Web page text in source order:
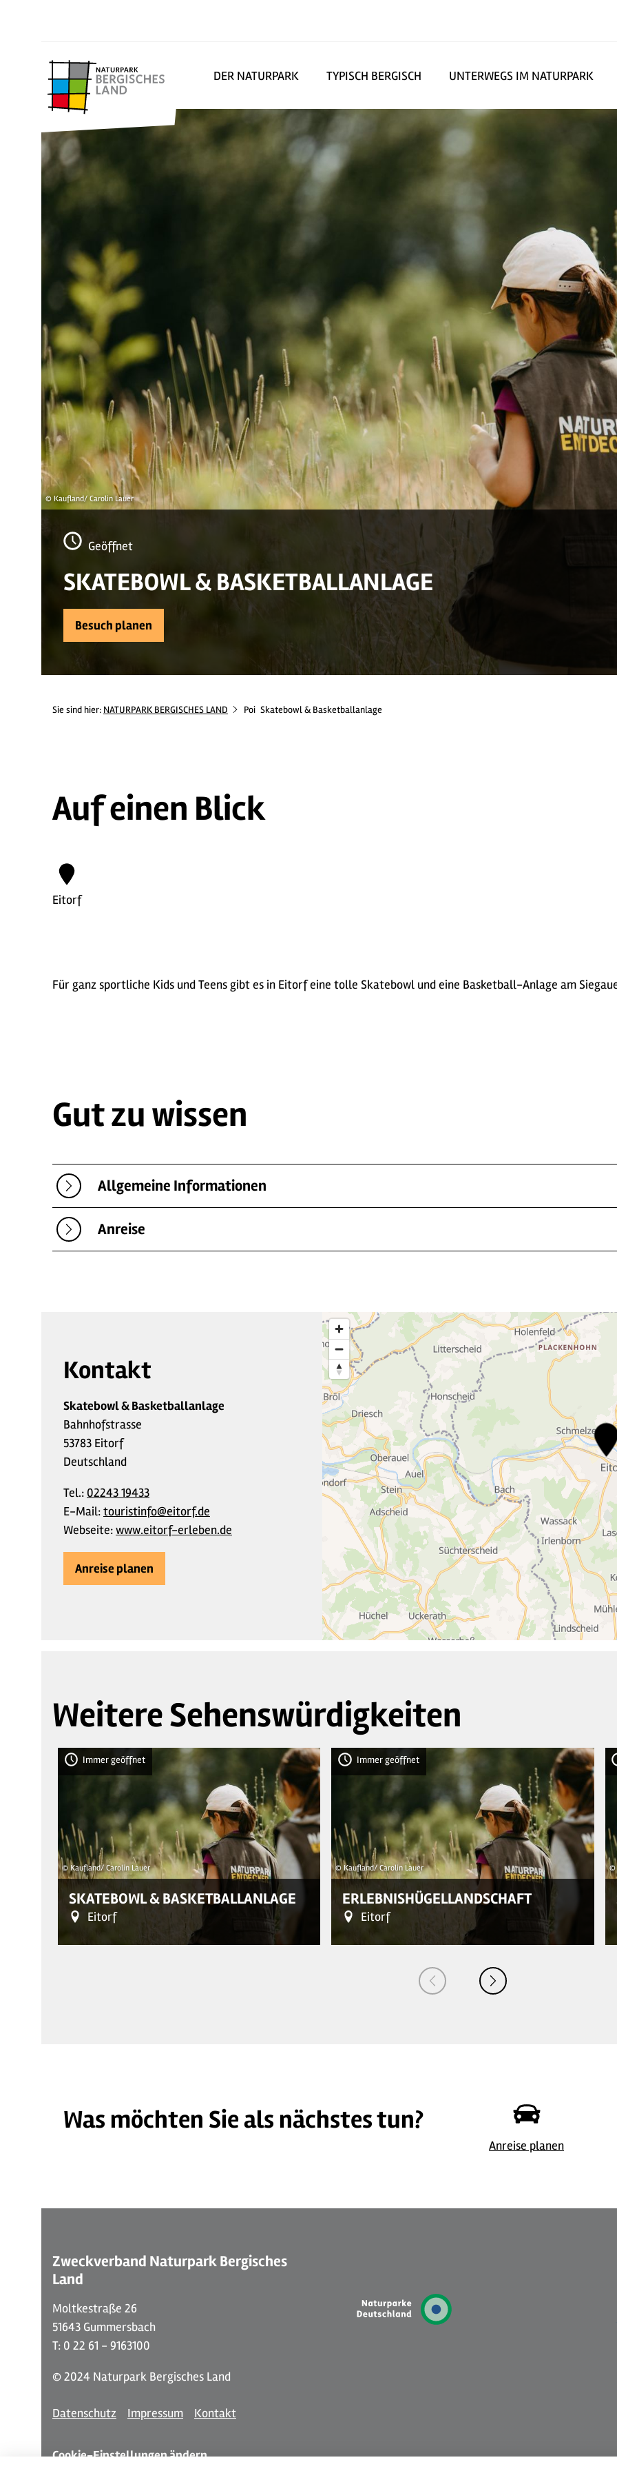
DER NATURPARK TYPISCH BERGISCH UNTERWEGS IM NATURPARK
© Kaufland/ Carolin Lauer
Geöffnet
SKATEBOWL & BASKETBALLANLAGE
Besuch planen
Sie sind hier: NATURPARK BERGISCHES LAND Poi Skatebowl & Basketballanlage
Auf einen Blick
Eitorf
Für ganz sportliche Kids und Teens gibt es in Eitorf eine tolle Skatebowl und eine Basketball-Anlage am
Gut zu wissen
Allgemeine Informationen
Anreise
Kontakt
Skatebowl & Basketballanlage
Bahnhofstrasse
53783 Eitorf
Deutschland
Tel.: 02243 19433
E-Mail:touristinfo@eitorf.de
Webseite:www.eitorf-erleben.de
Anreise planen
22
2
4
Weitere Sehenswürdigkeiten
Immer geöffnet
© Kaufland/ Carolin Lauer
SKATEBOWL & BASKETBALLANLAGE
Eitorf
Immer geöffnet
© Kaufland/ Carolin Lauer
ERLEBNISHÜGELLANDSCHAFT
Eitorf
©
Was möchten Sie als nächstes tun?
Anreise planen
Zweckverband Naturpark Bergisches
Land
Moltkestraße 26
51643 Gummersbach
T: 0 22 61 - 9163100
© 2024 Naturpark Bergisches Land
Datenschutz Impressum Kontakt
Cookie-Einstellungen ändern